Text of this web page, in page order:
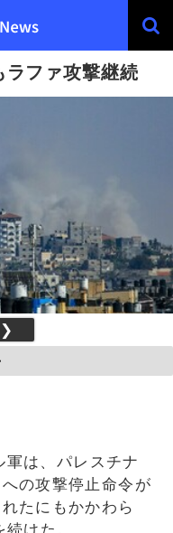
ファ攻撃継続
❯
軍は、パレスチナ
の攻撃停止命令が
たにもかかわら
けた。